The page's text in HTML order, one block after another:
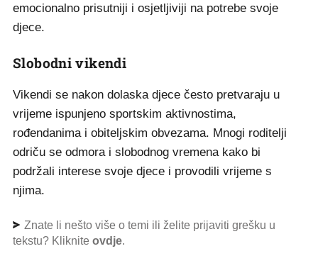
emocionalno prisutniji i osjetljiviji na potrebe svoje
djece.
Slobodni vikendi
Vikendi se nakon dolaska djece često pretvaraju u
vrijeme ispunjeno sportskim aktivnostima,
rođendanima i obiteljskim obvezama. Mnogi roditelji
odriču se odmora i slobodnog vremena kako bi
podržali interese svoje djece i provodili vrijeme s
njima.
Znate li nešto više o temi ili želite prijaviti grešku u
tekstu? Kliknite ovdje.